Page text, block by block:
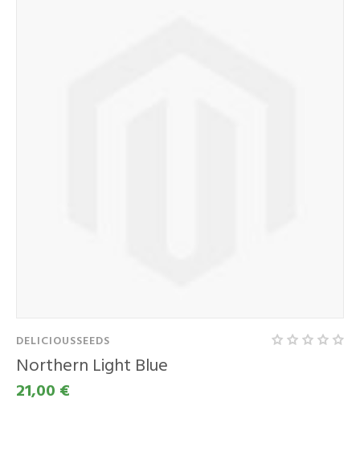
DELICIOUSSEEDS
Northern Light Blue
21,00 €